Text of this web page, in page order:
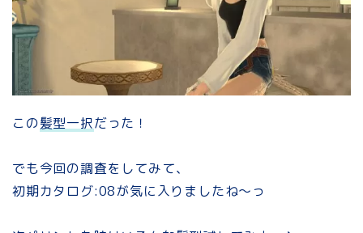
この髪型一択だった！
でも今回の調査をしてみて、
初期カタログ:08が気に入りましたね～っ